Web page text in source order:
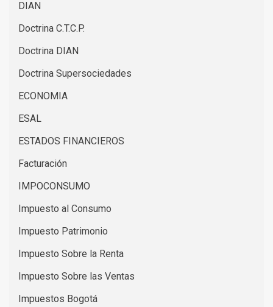
DIAN
Doctrina C.T.C.P.
Doctrina DIAN
Doctrina Supersociedades
ECONOMIA
ESAL
ESTADOS FINANCIEROS
Facturación
IMPOCONSUMO
Impuesto al Consumo
Impuesto Patrimonio
Impuesto Sobre la Renta
Impuesto Sobre las Ventas
Impuestos Bogotá